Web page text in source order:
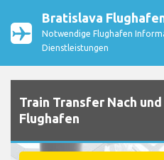
Bratislava
Notwendige Flughafen
Dienstleistungen
Train Transfer Nach
Flughafen